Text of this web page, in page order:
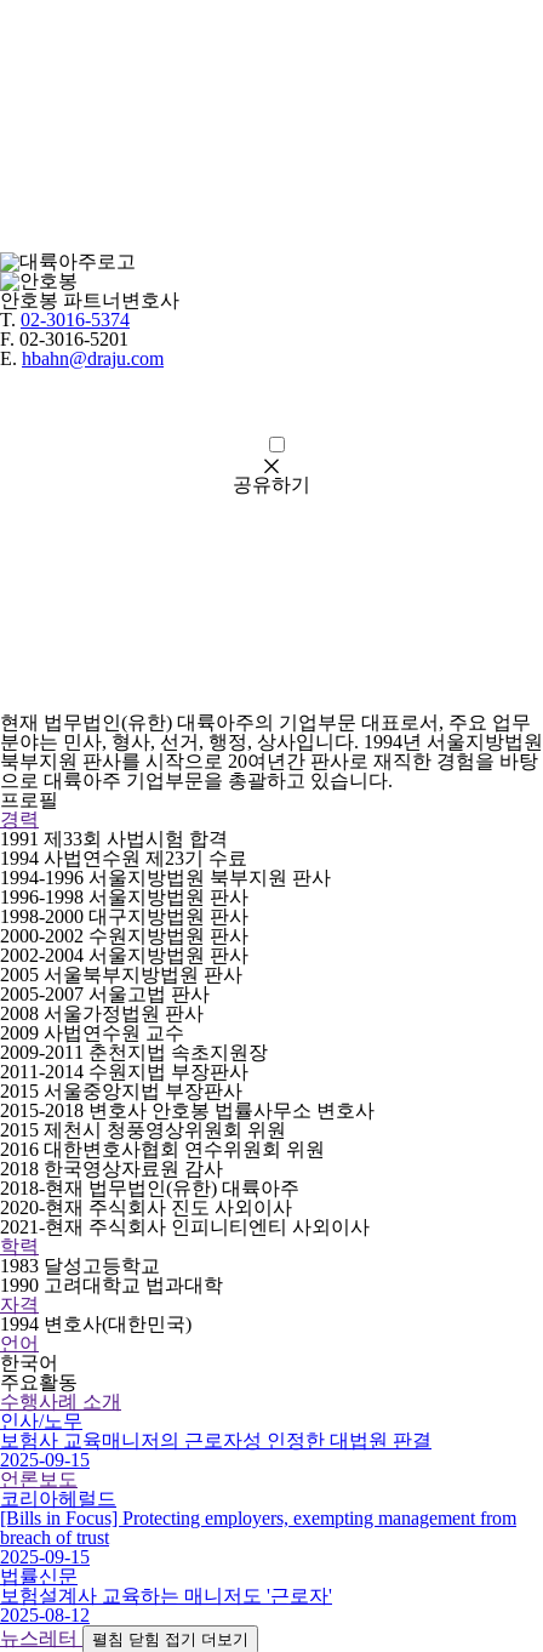
안호봉 파트너변호사
T. 02-3016-5374
F. 02-3016-5201
E. hbahn@draju.com
공유하기
현재 법무법인(유한) 대륙아주의 기업부문 대표로서, 주요 업무
분야는 민사, 형사, 선거, 행정, 상사입니다. 1994년 서울지방법원
북부지원 판사를 시작으로 20여년간 판사로 재직한 경험을 바탕
으로 대륙아주 기업부문을 총괄하고 있습니다.
프로필
경력
1991 제33회 사법시험 합격
1994 사법연수원 제23기 수료
1994-1996 서울지방법원 북부지원 판사
1996-1998 서울지방법원 판사
1998-2000 대구지방법원 판사
2000-2002 수원지방법원 판사
2002-2004 서울지방법원 판사
2005 서울북부지방법원 판사
2005-2007 서울고법 판사
2008 서울가정법원 판사
2009 사법연수원 교수
2009-2011 춘천지법 속초지원장
2011-2014 수원지법 부장판사
2015 서울중앙지법 부장판사
2015-2018 변호사 안호봉 법률사무소 변호사
2015 제천시 청풍영상위원회 위원
2016 대한변호사협회 연수위원회 위원
2018 한국영상자료원 감사
2018-현재 법무법인(유한) 대륙아주
2020-현재 주식회사 진도 사외이사
2021-현재 주식회사 인피니티엔티 사외이사
학력
1983 달성고등학교
1990 고려대학교 법과대학
자격
1994 변호사(대한민국)
언어
한국어
주요활동
수행사례 소개
인사/노무
보험사 교육매니저의 근로자성 인정한 대법원 판결
2025-09-15
언론보도
코리아헤럴드
[Bills in Focus] Protecting employers, exempting management from
breach of trust
2025-09-15
법률신문
보험설계사 교육하는 매니저도 '근로자'
2025-08-12
뉴스레터
펼침 닫힘 접기 더보기